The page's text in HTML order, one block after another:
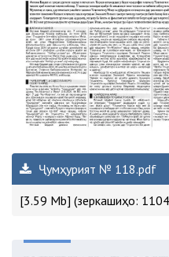
Ҷумҳурият № 118.pdf
[3.59 Mb] (зеркашиҳо: